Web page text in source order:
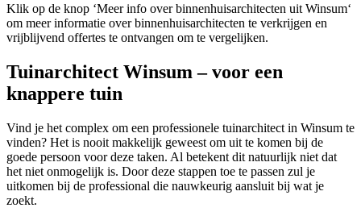
Klik op de knop ‘Meer info over binnenhuisarchitecten uit Winsum‘
om meer informatie over binnenhuisarchitecten te verkrijgen en
vrijblijvend offertes te ontvangen om te vergelijken.
Tuinarchitect Winsum – voor een
knappere tuin
Vind je het complex om een professionele tuinarchitect in Winsum te
vinden? Het is nooit makkelijk geweest om uit te komen bij de
goede persoon voor deze taken. Al betekent dit natuurlijk niet dat
het niet onmogelijk is. Door deze stappen toe te passen zul je
uitkomen bij de professional die nauwkeurig aansluit bij wat je
zoekt.